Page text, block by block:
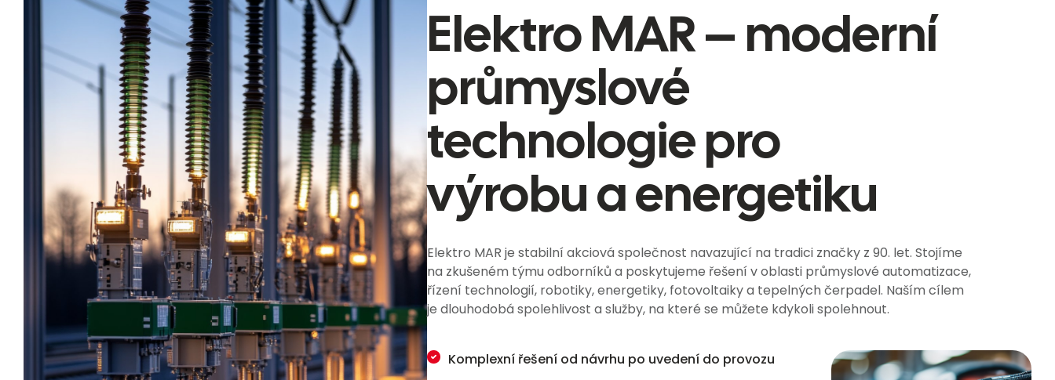
Elektro MAR – moderní
průmyslové
technologie pro
výrobu a energetiku
Elektro MAR je stabilní akciová společnost navazující na tradici značky z 90. let. Stojíme
na zkušeném týmu odborníků a poskytujeme řešení v oblasti průmyslové automatizace,
řízení technologií, robotiky, energetiky, fotovoltaiky a tepelných čerpadel. Naším cílem
je dlouhodobá spolehlivost a služby, na které se můžete kdykoli spolehnout.
Komplexní řešení od návrhu po uvedení do provozu